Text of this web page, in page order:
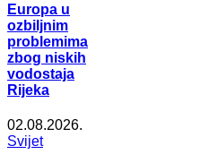
Europa u
ozbiljnim
problemima
zbog niskih
vodostaja
Rijeka
02.08.2026.
Svijet